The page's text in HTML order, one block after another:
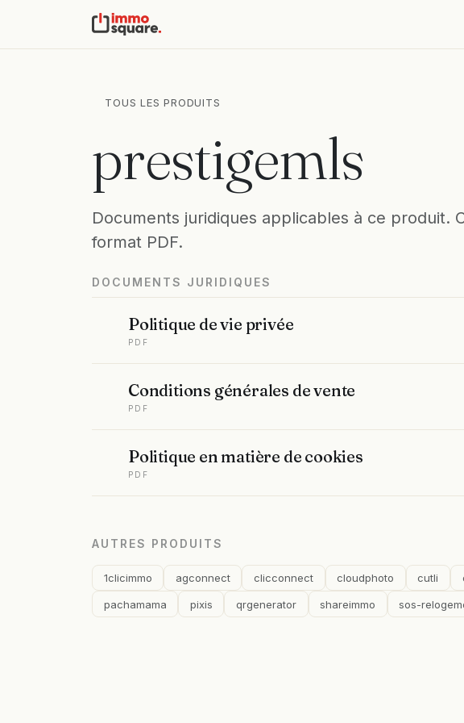
TOUS LES PRODUITS
prestigemls
Documents juridiques applicables à ce produit.
format PDF.
DOCUMENTS JURIDIQUES
Politique de vie privée
PDF
Conditions générales de vente
PDF
Politique en matière de cookies
PDF
AUTRES PRODUITS
1clicimmo agconnect clicconnect cloudphoto cutli
pachamama pixis qrgenerator shareimmo sos-